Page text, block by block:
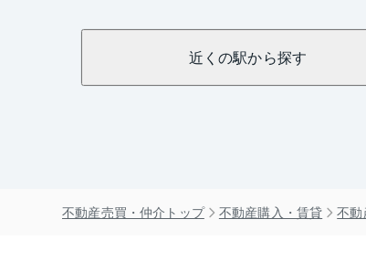
近くの駅から探す
不動産売買・仲介トップ 不動産購入・賃貸 不動